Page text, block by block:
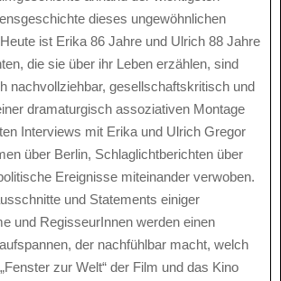
dieses ungewöhnlichen
ist Erika 86 Jahre und Ulrich 88 Jahre
die sie über ihr Leben erzählen, sind
nachvollziehbar, gesellschaftskritisch und
dramaturgisch assoziativen Montage
Interviews mit Erika und Ulrich Gregor
über Berlin, Schlaglichtberichten über
Ereignisse miteinander verwoben.
und Statements einiger
und RegisseurInnen werden einen
der nachfühlbar macht, welch
zur Welt“ der Film und das Kino